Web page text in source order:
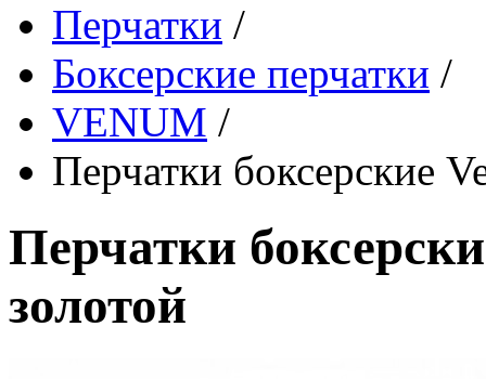
Перчатки /
Боксерские перчатки /
VENUM /
Перчатки боксерские
Перчатки
золотой